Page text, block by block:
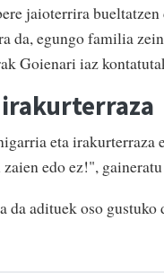
jaioterrira bueltatzen
da, egungo familia
Goienari iaz
eta irakurterraza
edo ez!",
adituek oso